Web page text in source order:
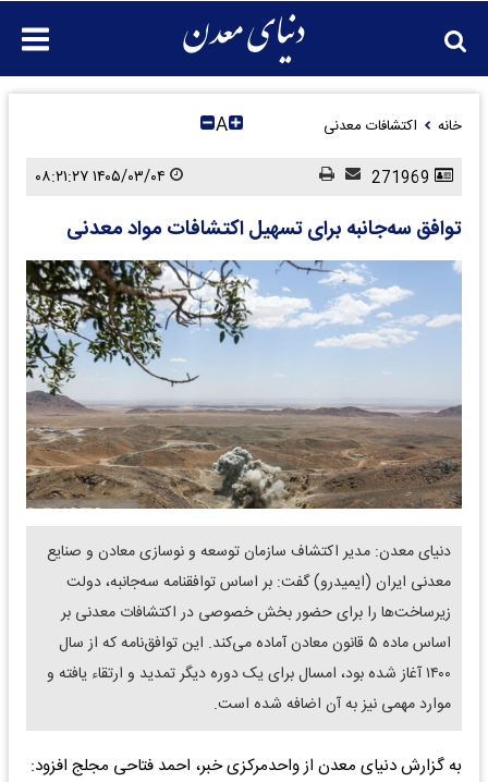
خانه اکتشافات معدنی A
توافق سه‌جانبه برای تسهیل اکتشافات مواد معدنی
دنیای معدن: مدیر اکتشاف سازمان توسعه و نوسازی معادن و صنایع
معدنی ایران (ایمیدرو) گفت: بر اساس توافقنامه سه‌جانبه، دولت
زیرساخت‌ها را برای حضور بخش خصوصی در اکتشافات معدنی بر
اساس ماده ۵ قانون معادن آماده می‌کند. این توافق‌نامه که از سال
۱۴۰۰ آغاز شده بود، امسال برای یک دوره دیگر تمدید و ارتقاء یافته و
موارد مهمی نیز به آن اضافه شده است.
به گزارش دنیای معدن از واحدمرکزی خبر، احمد فتاحی مجلج افزود: